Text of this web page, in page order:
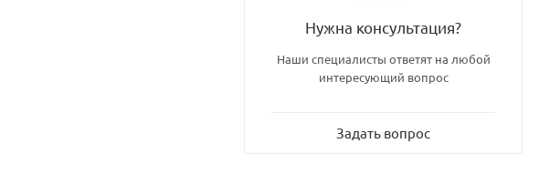
Нужна консультация?
Наши специалисты ответят на любой
интересующий вопрос
Задать вопрос